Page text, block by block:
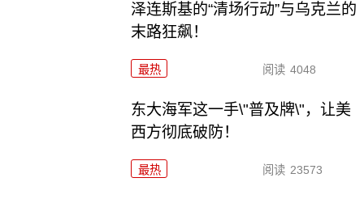
泽连斯基的“清场行动”与乌克兰的
末路狂飙！
最热 阅读 4048
东大海军这一手\"普及牌\"，让美
西方彻底破防！
最热 阅读 23573